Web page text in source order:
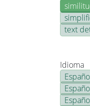
text
Idioma